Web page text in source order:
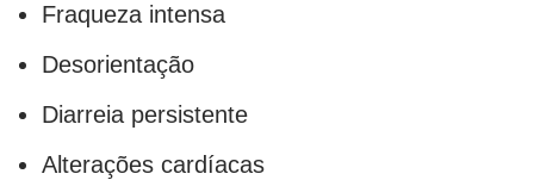
Fraqueza intensa
Desorientação
Diarreia persistente
Alterações cardíacas